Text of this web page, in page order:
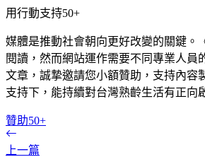
用行動支持50+
媒體是推動社會朝向更好改變的關鍵。
閱讀，然而網站運作需要不同專業人員
文章，誠摯邀請您小額贊助，支持內容
支持下，能持續對台灣熟齡生活有正向
贊助50+
上一篇